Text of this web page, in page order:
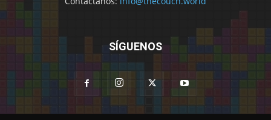
SÍGUENOS